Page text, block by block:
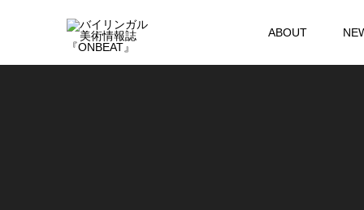
ABOUT